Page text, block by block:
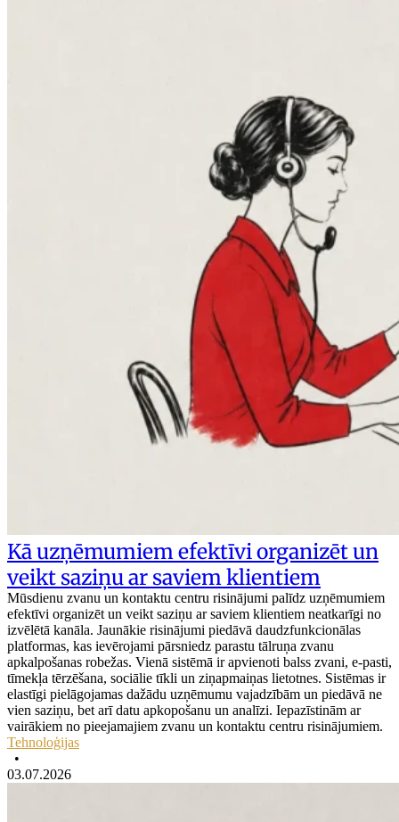
Kā uzņēmumiem efektīvi organizēt un
veikt saziņu ar saviem klientiem
Mūsdienu zvanu un kontaktu centru risinājumi palīdz uzņēmumiem
efektīvi organizēt un veikt saziņu ar saviem klientiem neatkarīgi no
izvēlētā kanāla. Jaunākie risinājumi piedāvā daudzfunkcionālas
platformas, kas ievērojami pārsniedz parastu tālruņa zvanu
apkalpošanas robežas. Vienā sistēmā ir apvienoti balss zvani, e-pasti,
tīmekļa tērzēšana, sociālie tīkli un ziņapmaiņas lietotnes. Sistēmas ir
elastīgi pielāgojamas dažādu uzņēmumu vajadzībām un piedāvā ne
vien saziņu, bet arī datu apkopošanu un analīzi. Iepazīstinām ar
vairākiem no pieejamajiem zvanu un kontaktu centru risinājumiem.
Tehnoloģijas
•
03.07.2026